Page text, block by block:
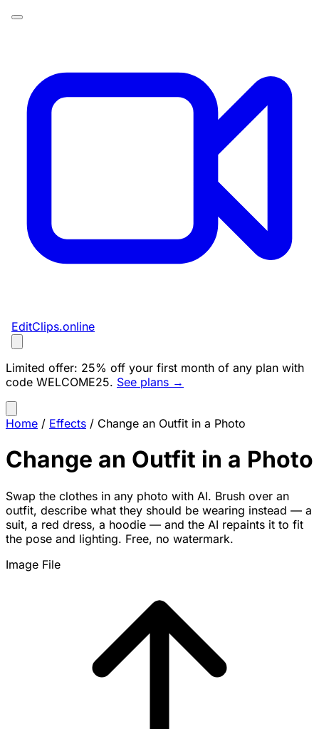
EditClips.online
Limited offer: 25% off your first month of any plan with
code WELCOME25. See plans →
Home / Effects / Change an Outfit in a Photo
Change an Outfit in a Photo
Swap the clothes in any photo with AI. Brush over an
outfit, describe what they should be wearing instead — a
suit, a red dress, a hoodie — and the AI repaints it to fit
the pose and lighting. Free, no watermark.
Image File